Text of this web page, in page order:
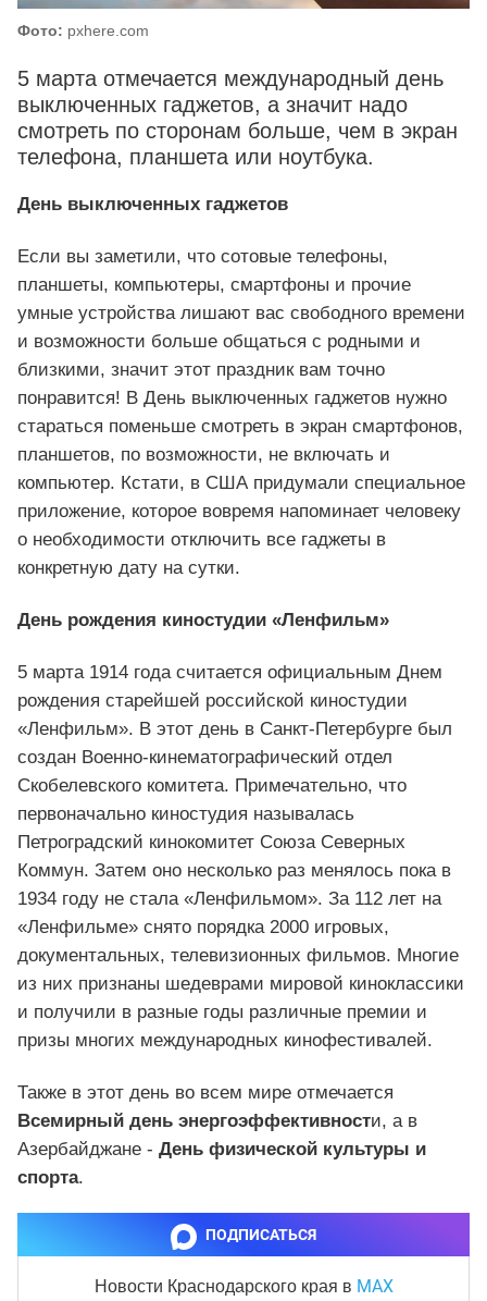
Фото: pxhere.com
5 марта отмечается международный день
выключенных гаджетов, а значит надо
смотреть по сторонам больше, чем в экран
телефона, планшета или ноутбука.
День выключенных гаджетов
Если вы заметили, что сотовые телефоны,
планшеты, компьютеры, смартфоны и прочие
умные устройства лишают вас свободного времени
и возможности больше общаться с родными и
близкими, значит этот праздник вам точно
понравится! В День выключенных гаджетов нужно
стараться поменьше смотреть в экран смартфонов,
планшетов, по возможности, не включать и
компьютер. Кстати, в США придумали специальное
приложение, которое вовремя напоминает человеку
о необходимости отключить все гаджеты в
конкретную дату на сутки.
День рождения киностудии «Ленфильм»
5 марта 1914 года считается официальным Днем
рождения старейшей российской киностудии
«Ленфильм». В этот день в Санкт-Петербурге был
создан Военно-кинематографический отдел
Скобелевского комитета. Примечательно, что
первоначально киностудия называлась
Петроградский кинокомитет Союза Северных
Коммун. Затем оно несколько раз менялось пока в
1934 году не стала «Ленфильмом». За 112 лет на
«Ленфильме» снято порядка 2000 игровых,
документальных, телевизионных фильмов. Многие
из них признаны шедеврами мировой киноклассики
и получили в разные годы различные премии и
призы многих международных кинофестивалей.
Также в этот день во всем мире отмечается
Всемирный день энергоэффективности, а в
Азербайджане - День физической культуры и
спорта.
ПОДПИСАТЬСЯ
Новости Краснодарского края в MAX